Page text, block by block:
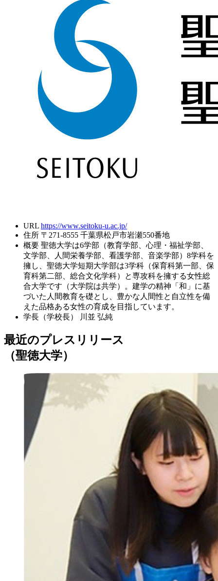
URL https://www.seitoku-u.ac.jp/
住所 〒271-8555 千葉県松戸市岩瀬550番地
概要 聖徳大学は6学部（教育学部、心理・福祉学部、
文学部、人間栄養学部、看護学部、音楽学部）8学科を
擁し、聖徳大学短期大学部は3学科（保育科第一部、保
育科第二部、総合文化学科）と専攻科を擁する女性総
合大学です（大学院は共学）。建学の精神「和」に基
づいた人間教育を礎とし、豊かな人間性と自立性を備
えた品格ある女性の育成を目指しています。
学長（学校長）
川並 弘純
最近のプレスリリース
（聖徳大学）